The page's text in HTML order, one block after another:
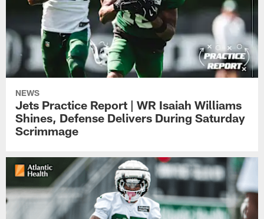
NEWS
Jets Practice Report | WR Isaiah Williams
Shines, Defense Delivers During Saturday
Scrimmage